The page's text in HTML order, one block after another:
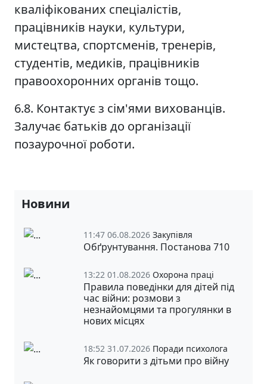
кваліфікованих спеціалістів,
працівників науки, культури,
мистецтва, спортсменів, тренерів,
студентів, медиків, працівників
правоохоронних органів тощо.
6.8. Контактує з сім'ями вихованців.
Залучає батьків до організації
позаурочної роботи.
Новини
11:47 06.08.2026 Закупівля
Обґрунтування. Постанова 710
13:22 01.08.2026 Охорона праці
Правила поведінки для дітей під
час війни: розмови з
незнайомцями та прогулянки в
нових місцях
18:52 31.07.2026 Поради психолога
Як говорити з дітьми про війну